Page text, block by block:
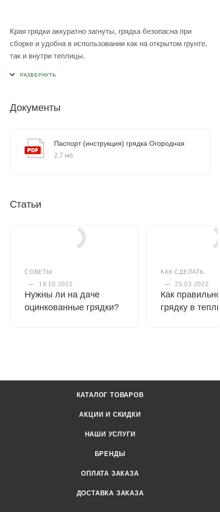
Края грядки аккуратно загнуты, грядка безопасна при
сборке и удобна в использовании как на открытом грунте,
так и внутри теплицы.
Документы
Паспорт (инструкция) грядка Огородная
2,7 мб
Статьи
СОВЕТЫ
—
19.10.2022
Нужны ли на даче
оцинкованные грядки?
КАК СДЕЛАТЬ
—
25.03.2022
Как
грядку в
КАТАЛОГ ТОВАРОВ
АКЦИИ И СКИДКИ
НАШИ УСЛУГИ
БРЕНДЫ
ОПЛАТА ЗАКАЗА
ДОСТАВКА ЗАКАЗА